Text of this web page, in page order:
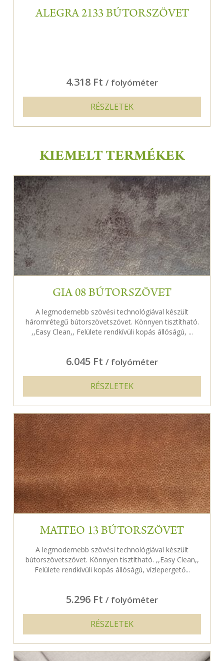
ALEGRA 2133 BÚTORSZÖVET
4.318 Ft / folyóméter
RÉSZLETEK
KIEMELT TERMÉKEK
GIA 08 BÚTORSZÖVET
A legmodernebb szövési technológiával készült
háromrétegű bútorszövetszövet. Könnyen tisztítható.
,,Easy Clean,, Felülete rendkívüli kopás állóságú, ...
6.045 Ft / folyóméter
RÉSZLETEK
MATTEO 13 BÚTORSZÖVET
A legmodernebb szövési technológiával készült
bútorszövetszövet. Könnyen tisztítható. ,,Easy Clean,,
Felülete rendkívüli kopás állóságú, vízlepergető...
5.296 Ft / folyóméter
RÉSZLETEK